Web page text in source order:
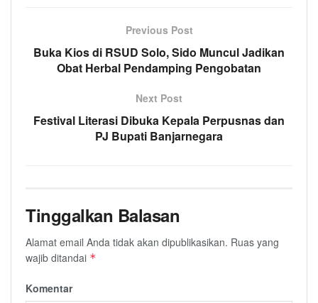
Previous Post
Buka Kios di RSUD Solo, Sido Muncul Jadikan
Obat Herbal Pendamping Pengobatan
Next Post
Festival Literasi Dibuka Kepala Perpusnas dan
PJ Bupati Banjarnegara
Tinggalkan Balasan
Alamat email Anda tidak akan dipublikasikan. Ruas yang
wajib ditandai *
Komentar